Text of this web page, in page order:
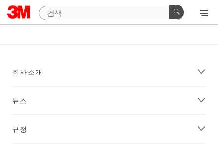
회사소개
뉴스
규정